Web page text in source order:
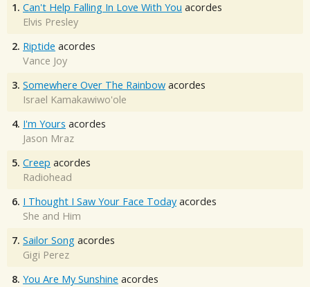
1. Can't Help Falling In Love With You acordes
Elvis Presley
2. Riptide acordes
Vance Joy
3. Somewhere Over The Rainbow acordes
Israel Kamakawiwo'ole
4. I'm Yours acordes
Jason Mraz
5. Creep acordes
Radiohead
6. I Thought I Saw Your Face Today acordes
She and Him
7. Sailor Song acordes
Gigi Perez
8. You Are My Sunshine acordes